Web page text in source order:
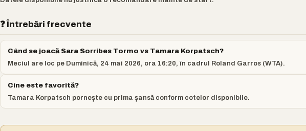
❓ Întrebări frecvente
Când se joacă Sara Sorribes Tormo vs Tamara Korpatsch?
Meciul are loc pe Duminică, 24 mai 2026, ora 16:20, în cadrul Roland Garros (WTA).
Cine este favorită?
Tamara Korpatsch pornește cu prima șansă conform cotelor disponibile.